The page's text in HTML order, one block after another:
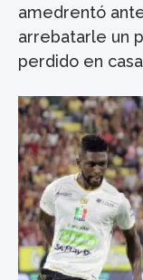
amedrentó
arrebatarle un
perdido en